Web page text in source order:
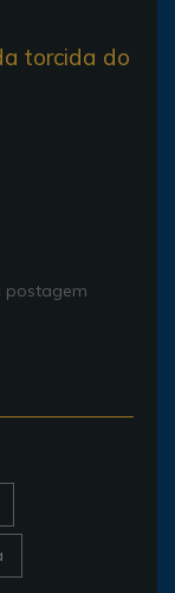
torcida do
postagem